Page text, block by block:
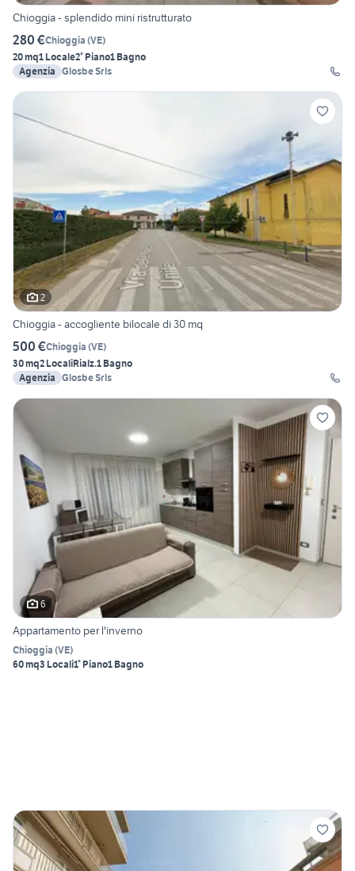
Chioggia - splendido mini ristrutturato
280 €Chioggia (VE)
20 mq1 Locale2° Piano1 Bagno
Agenzia Glosbe Srls
2
Chioggia - accogliente bilocale di 30 mq
500 €Chioggia (VE)
30 mq2 LocaliRialz.1 Bagno
Agenzia Glosbe Srls
6
Appartamento per l'inverno
Chioggia (VE)
60 mq3 Locali1° Piano1 Bagno